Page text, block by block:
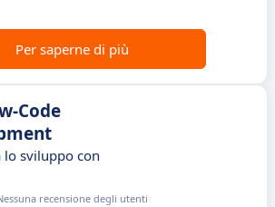
Per saperne di più
Code
lo sviluppo con
recensione degli utenti